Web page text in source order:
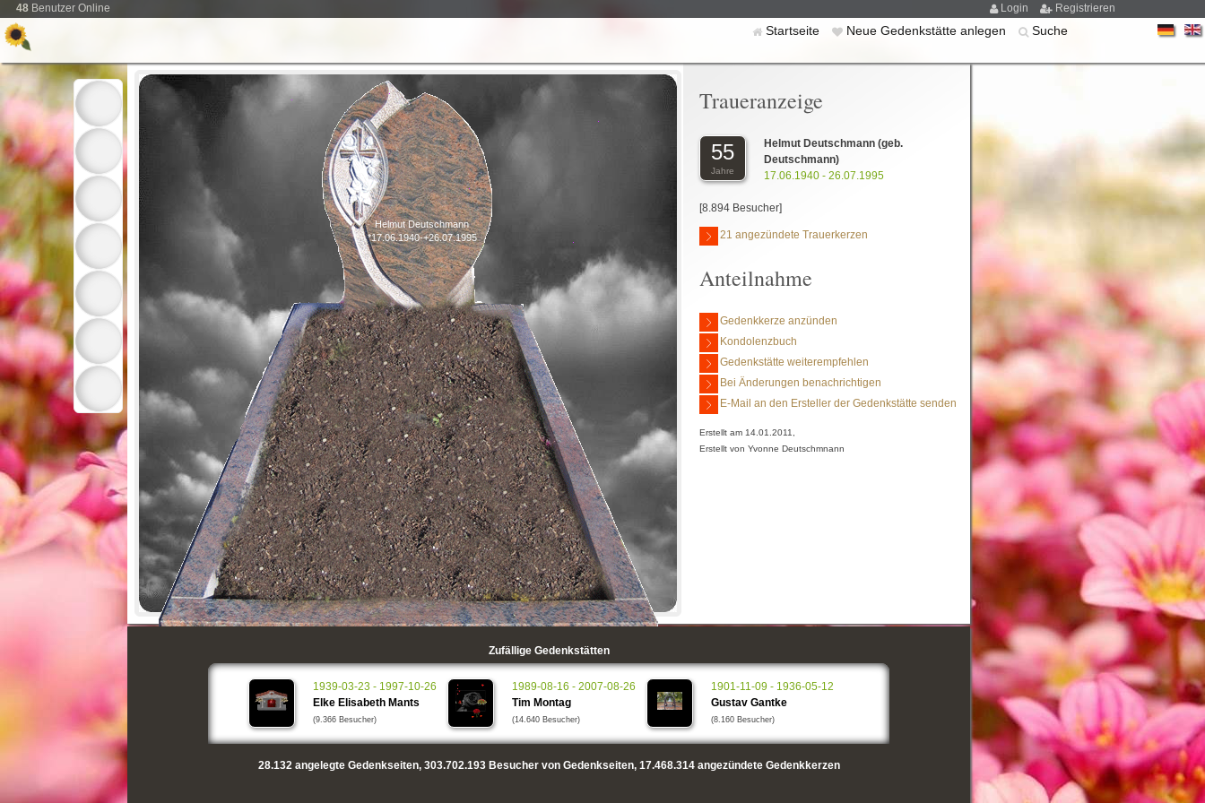
48 Benutzer Online Login Registrieren
Startseite Neue Gedenkstätte anlegen Suche
Helmut Deutschmann
*17.06.1940-+26.07.1995
Traueranzeige
55
Jahre
Helmut Deutschmann (geb.
Deutschmann)
17.06.1940 - 26.07.1995
[8.894 Besucher]
21 angezündete Trauerkerzen
Anteilnahme
Gedenkkerze anzünden
Kondolenzbuch
Gedenkstätte weiterempfehlen
Bei Änderungen benachrichtigen
E-Mail an den Ersteller der Gedenkstätte senden
Erstellt am 14.01.2011,
Erstellt von Yvonne Deutschmnann
Zufällige Gedenkstätten
1939-03-23 - 1997-10-26
Elke Elisabeth Mants
(9.366 Besucher)
1989-08-16 - 2007-08-26
Tim Montag
(14.640 Besucher)
1901-11-09 - 1936-05-12
Gustav Gantke
(8.160 Besucher)
28.132angelegte Gedenkseiten, 303.702.193Besucher von Gedenkseiten, 17.468.314angezündete Gedenkkerzen